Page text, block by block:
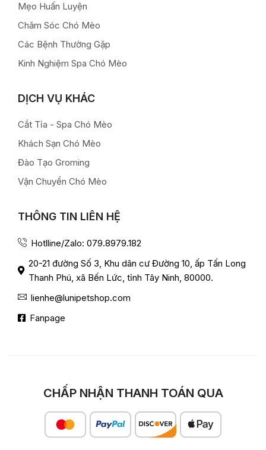
Mẹo Huấn Luyện
Chăm Sóc Chó Mèo
Các Bệnh Thường Gặp
Kinh Nghiệm Spa Chó Mèo
DỊCH VỤ KHÁC
Cắt Tỉa - Spa Chó Mèo
Khách Sạn Chó Mèo
Đào Tạo Groming
Vận Chuyển Chó Mèo
THÔNG TIN LIÊN HỆ
Hotlline/Zalo: 079.8979.182
20-21 đường Số 3, Khu dân cư Đường 10, ấp Tấn Long
Thanh Phú, xã Bến Lức, tỉnh Tây Ninh, 80000.
lienhe@lunipetshop.com
Fanpage
CHẤP NHẬN THANH TOÁN QUA